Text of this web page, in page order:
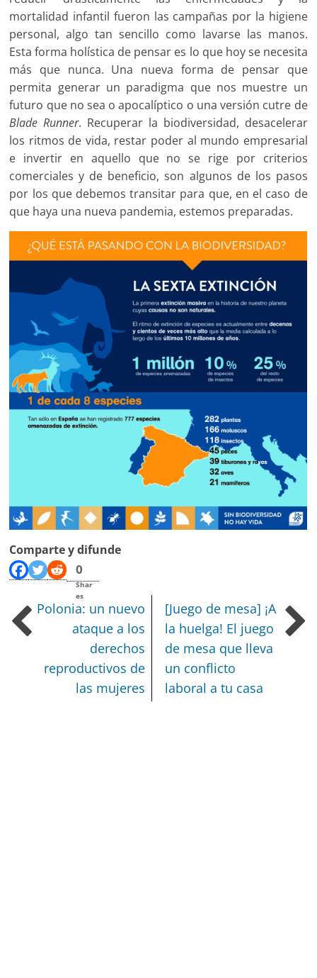
mortalidad infantil fueron las campañas por la higiene
personal, algo tan sencillo como lavarse las manos.
Esta forma holística de pensar es lo que hoy se necesita
más que nunca. Una nueva forma de pensar que
permita generar un paradigma que nos muestre un
futuro que no sea o apocalíptico o una versión cutre de
Blade Runner. Recuperar la biodiversidad, desacelerar
los ritmos de vida, restar poder al mundo empresarial
e invertir en aquello que no se rige por criterios
comerciales y de beneficio, son algunos de los pasos
por los que debemos transitar para que, en el caso de
que haya una nueva pandemia, estemos preparadas.
Comparte y difunde
0
Shar
es
Polonia: un nuevo
ataque a los
derechos
reproductivos de
las mujeres
[Juego de mesa] ¡A
la huelga! El juego
de mesa que lleva
un conflicto
laboral a tu casa